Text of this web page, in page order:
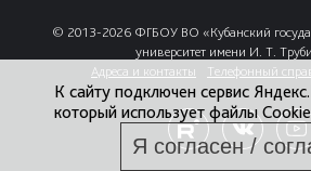
© 2013-2026 ФГБОУ ВО «Кубанский
университет имени И. Т.
Адреса и контакты
Телефонный
К сайту подключен сервис
который использует файлы
Я согласен /